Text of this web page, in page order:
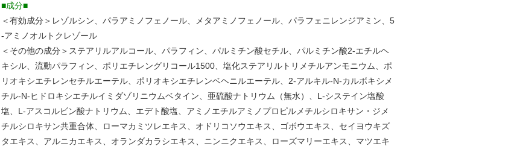
■成分■
＜有効成分＞レゾルシン、パラアミノフェノール、メタアミノフェノール、パラフェニレンジアミン、5
-アミノオルトクレゾール
＜その他の成分＞ステアリルアルコール、パラフィン、パルミチン酸セチル、パルミチン酸2-エチルヘ
キシル、流動パラフィン、ポリエチレングリコール1500、塩化ステアリルトリメチルアンモニウム、ポ
リオキシエチレンセチルエーテル、ポリオキシエチレンベヘニルエーテル、2-アルキル-N-カルボキシメ
チル-N-ヒドロキシエチルイミダゾリニウムベタイン、亜硫酸ナトリウム（無水）、L-システイン塩酸
塩、L-アスコルビン酸ナトリウム、エデト酸塩、アミノエチルアミノプロピルメチルシロキサン・ジメ
チルシロキサン共重合体、ローマカミツレエキス、オドリコソウエキス、ゴボウエキス、セイヨウキズ
タエキス、アルニカエキス、オランダカラシエキス、ニンニクエキス、ローズマリーエキス、マツエキ